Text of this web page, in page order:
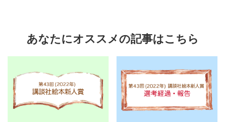
あなたにオススメの記事はこちら